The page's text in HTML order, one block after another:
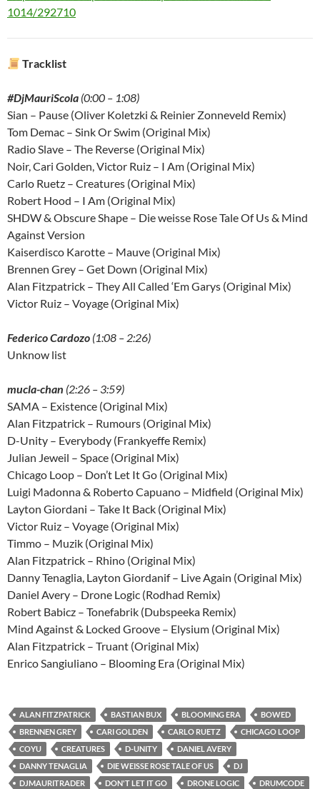
1014/292710
Tracklist
#DjMauriScola (0:00 – 1:08)
Sian – Pause (Oliver Koletzki & Reinier Zonneveld Remix)
Tom Demac – Sink Or Swim (Original Mix)
Radio Slave – The Reverse (Original Mix)
Noir, Cari Golden, Victor Ruiz – I Am (Original Mix)
Carlo Ruetz – Creatures (Original Mix)
Robert Hood – I Am (Original Mix)
SHDW & Obscure Shape – Die weisse Rose Tale Of Us & Mind
Against Version
Kaiserdisco Karotte – Mauve (Original Mix)
Brennen Grey – Get Down (Original Mix)
Alan Fitzpatrick – They All Called ‘Em Garys (Original Mix)
Victor Ruiz – Voyage (Original Mix)
Federico Cardozo (1:08 – 2:26)
Unknow list
mucla-chan (2:26 – 3:59)
SAMA – Existence (Original Mix)
Alan Fitzpatrick – Rumours (Original Mix)
D-Unity – Everybody (Frankyeffe Remix)
Julian Jeweil – Space (Original Mix)
Chicago Loop – Don’t Let It Go (Original Mix)
Luigi Madonna & Roberto Capuano – Midfield (Original Mix)
Layton Giordani – Take It Back (Original Mix)
Victor Ruiz – Voyage (Original Mix)
Timmo – Muzik (Original Mix)
Alan Fitzpatrick – Rhino (Original Mix)
Danny Tenaglia, Layton Giordanif – Live Again (Original Mix)
Daniel Avery – Drone Logic (Rodhad Remix)
Robert Babicz – Tonefabrik (Dubspeeka Remix)
Mind Against & Locked Groove – Elysium (Original Mix)
Alan Fitzpatrick – Truant (Original Mix)
Enrico Sangiuliano – Blooming Era (Original Mix)
ALAN FITZPATRICK BASTIAN BUX BLOOMING ERA
BOWED
BRENNEN GREY
CARI GOLDEN CARLO RUETZ
CHICAGO LOOP
COYU
CREATURES D-UNITY
DANIEL AVERY
DANNY TENAGLIA
DIE WEISSE ROSE TALE OF US
DJ
DJMAURITRADER
DON'T LET IT GO DRONE LOGIC
DRUMCODE